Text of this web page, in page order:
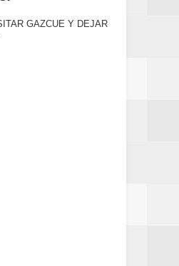
GAZCUE Y DEJAR